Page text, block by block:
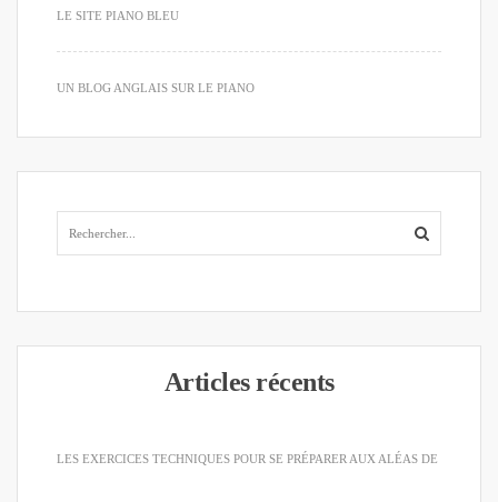
LE SITE PIANO BLEU
UN BLOG ANGLAIS SUR LE PIANO
Articles récents
LES EXERCICES TECHNIQUES POUR SE PRÉPARER AUX ALÉAS DE